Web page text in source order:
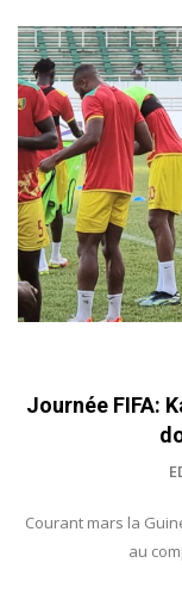
Journée FIFA:
Courant mars la
au